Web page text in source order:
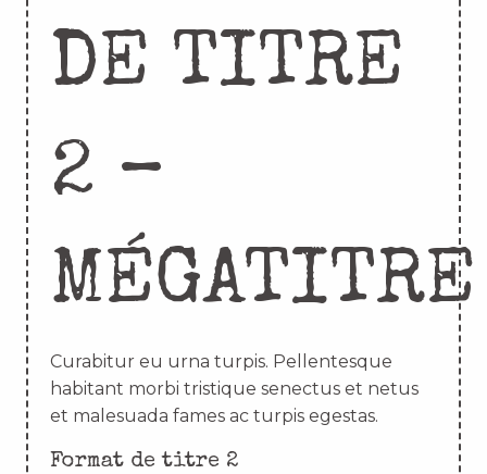
DE TITRE
2 –
MÉGATITRE
Curabitur eu urna turpis. Pellentesque
habitant morbi tristique senectus et netus
et malesuada fames ac turpis egestas.
Format de titre 2